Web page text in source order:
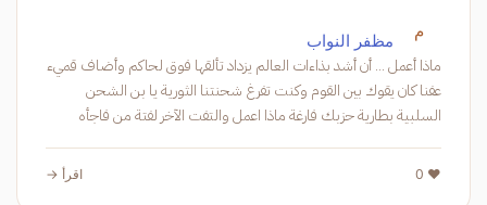
م مظفر النواب
ماذا أعمل ... أن أشد بذاءات العالم يزداد تألقها فوق لحاكم وأضاف قميء
عفنا كان يقوك بين القوم وكنت تفرغ شحنتنا الثورية يا بن الشحن
السلبية بطارية حزبك فارغة ماذا اعمل والتفت الآخر لفتة من فاجأه
❤️ 0 اقرأ →